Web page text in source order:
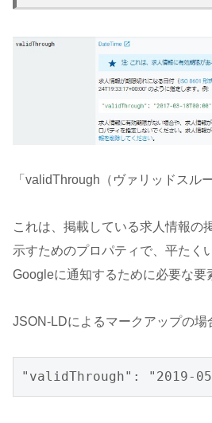
「validThrough（ヴァリッドスル
これは、掲載している求人情報の
示すためのプロパティで、平たく
Googleに通知するために必要な要
JSON-LDによるマークアップの場
"validThrough": "2019-